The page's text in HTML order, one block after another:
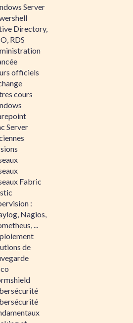
Server
Directory,
RDS
officiels
cours
Server
Fabric
:
Nagios,
...
de